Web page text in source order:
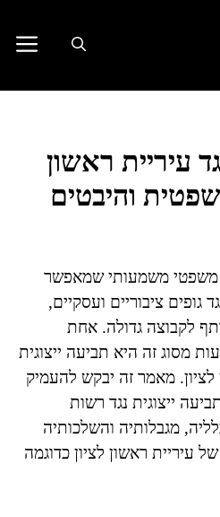
עיריית ראשון
והיבטים
משפטי משמעותי שמאפשר
גופים ציבוריים ועסקיים,
לקבוצה גדולה. אחת
מסוג זה היא תביעה ייצוגית
לציון. מאמר זה יבקש להעמיק
ייצוגית נגד רשות
מגבלותיה והשלכותיה
עיריית ראשון לציון כדוגמה